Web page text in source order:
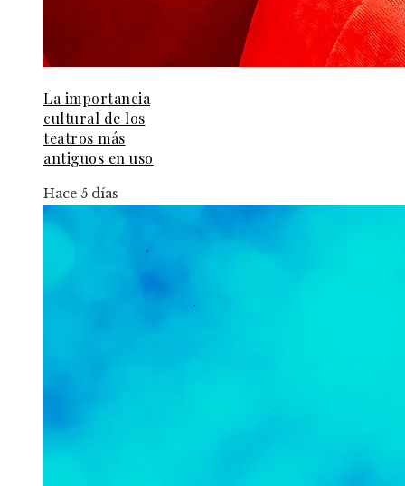
La importancia
cultural de los
teatros más
antiguos en uso
Hace 5 días